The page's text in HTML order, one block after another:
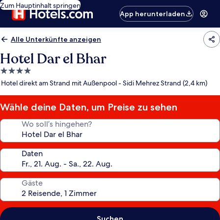
Zum Hauptinhalt springen
App herunterladen
Alle Unterkünfte anzeigen
Hotel Dar el Bhar
4.0-
Sterne-
Hotel direkt am Strand mit Außenpool - Sidi Mehrez Strand (2,4 km)
Wähle deine Daten, um Preise zu sehen
Wo soll’s hingehen?
Daten
Gäste